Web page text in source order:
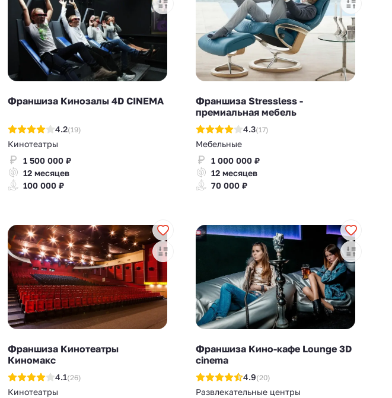
Франшиза Кинозалы 4D CINEMA
4.2(19)
Кинотеатры
1 500 000 ₽
12 месяцев
100 000 ₽
Франшиза Stressless -
премиальная мебель
4.3(17)
Мебельные
1 000 000 ₽
12 месяцев
70 000 ₽
Франшиза Кинотеатры
Киномакс
4.1(26)
Кинотеатры
Франшиза Кино-кафе Lounge 3D
cinema
4.9(20)
Развлекательные центры